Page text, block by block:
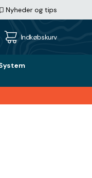
Nyheder og tips
Indkøbskurv